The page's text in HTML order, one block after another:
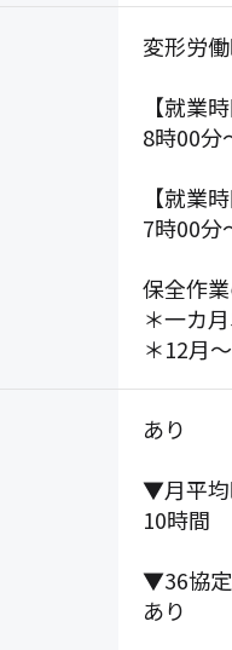
変形労
【就業
8時00分
【就業
7時00分
保全作
＊一カ
＊12月
あり
▼月平均
10時間
▼36協
あり